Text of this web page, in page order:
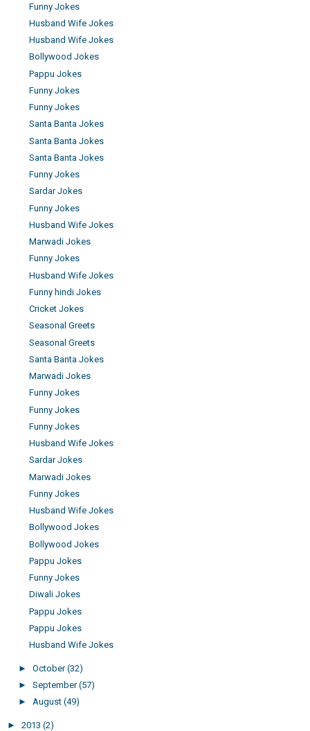
Funny Jokes
Husband Wife Jokes
Husband Wife Jokes
Bollywood Jokes
Pappu Jokes
Funny Jokes
Funny Jokes
Santa Banta Jokes
Santa Banta Jokes
Santa Banta Jokes
Funny Jokes
Sardar Jokes
Funny Jokes
Husband Wife Jokes
Marwadi Jokes
Funny Jokes
Husband Wife Jokes
Funny hindi Jokes
Cricket Jokes
Seasonal Greets
Seasonal Greets
Santa Banta Jokes
Marwadi Jokes
Funny Jokes
Funny Jokes
Funny Jokes
Husband Wife Jokes
Sardar Jokes
Marwadi Jokes
Funny Jokes
Husband Wife Jokes
Bollywood Jokes
Bollywood Jokes
Pappu Jokes
Funny Jokes
Diwali Jokes
Pappu Jokes
Pappu Jokes
Husband Wife Jokes
► October(32)
► September(57)
► August (49)
► 2013 (2)